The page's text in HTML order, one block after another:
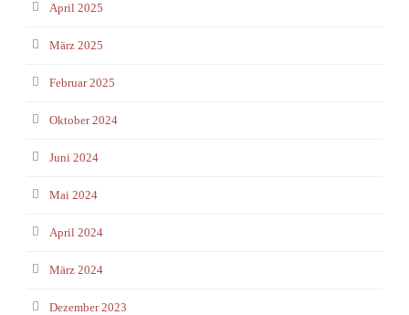
April 2025
März 2025
Februar 2025
Oktober 2024
Juni 2024
Mai 2024
April 2024
März 2024
Dezember 2023